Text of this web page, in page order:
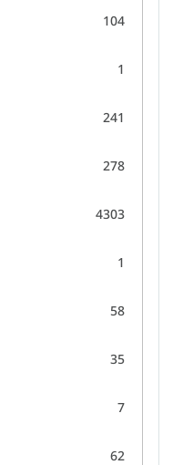
104
1
241
278
4303
1
58
35
7
62